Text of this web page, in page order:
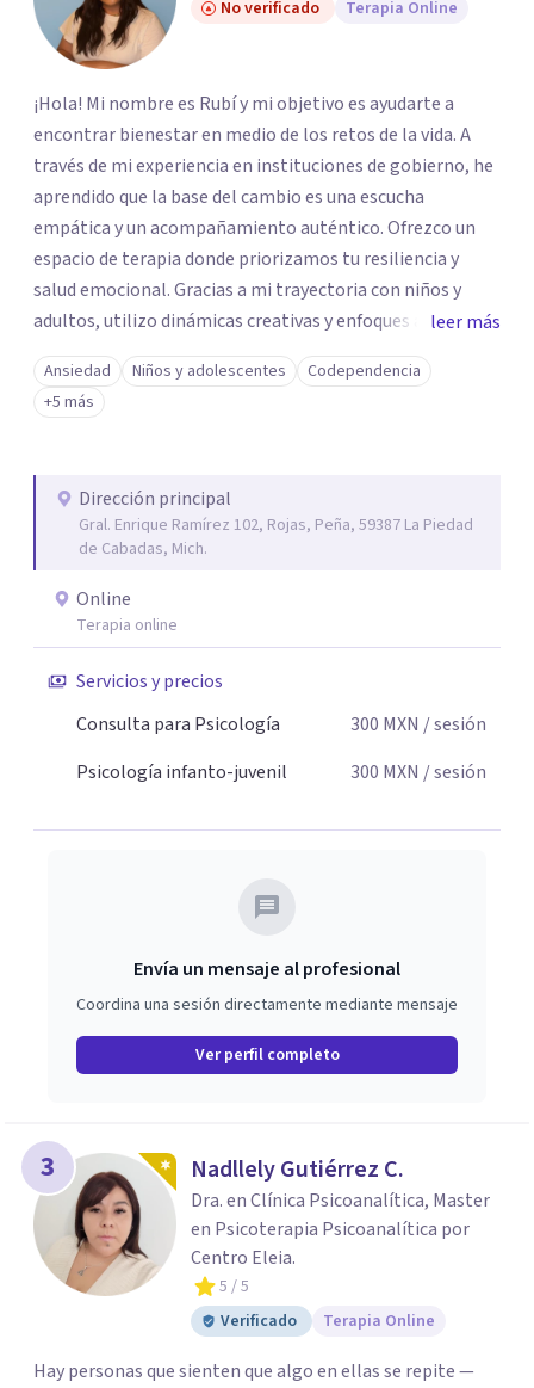
No verificado Terapia Online
¡Hola! Mi nombre es Rubí y mi objetivo es ayudarte a
encontrar bienestar en medio de los retos de la vida. A
través de mi experiencia en instituciones de gobierno, he
aprendido que la base del cambio es una escucha
empática y un acompañamiento auténtico. ​Ofrezco un
espacio de terapia donde priorizamos tu resiliencia y
salud emocional. Gracias a mi trayectoria con niños y
adultos, utilizo dinámicas creativas y enfoques adaptados
a tus necesidades específicas. Estoy aquí para escucharte
y brindarte las herramientas necesarias para fortalecer
tu paz mental.
leer más
Ansiedad Niños y adolescentes
Codependencia
+5 más
Dirección principal
Gral. Enrique Ramírez 102, Rojas, Peña, 59387 La Piedad
de Cabadas, Mich.
Online
Terapia online
Servicios y precios
Consulta para Psicología
300 MXN / sesión
Psicología infanto-juvenil
300 MXN / sesión
Envía un mensaje al profesional
Coordina una sesión directamente mediante mensaje
Ver perfil completo
3 Nadllely Gutiérrez C.
Dra. en Clínica Psicoanalítica, Master
en Psicoterapia Psicoanalítica por
Centro Eleia.
5 / 5
Verificado
Terapia Online
Hay personas que sienten que algo en ellas se repite —